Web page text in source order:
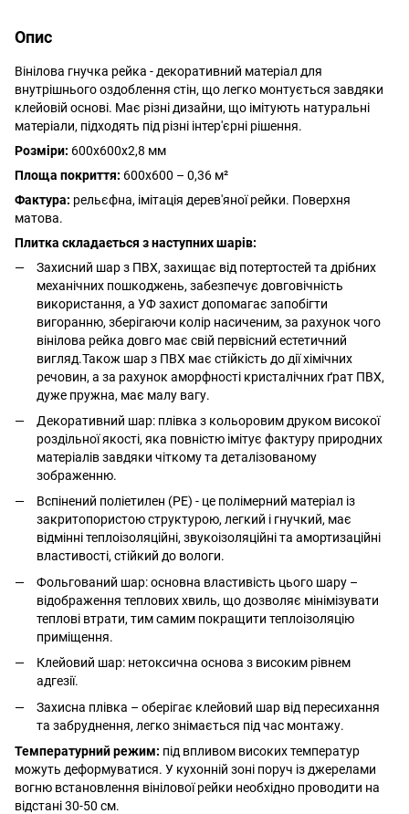
Опис
Вінілова гнучка рейка - декоративний матеріал для
внутрішнього оздоблення стін, що легко монтується завдяки
клейовій основі. Має різні дизайни, що імітують натуральні
матеріали, підходять під різні інтер'єрні рішення.
Розміри: 600х600х2,8 мм
Площа покриття: 600х600 – 0,36 м²
Фактура: рельєфна, імітація дерев'яної рейки. Поверхня
матова.
Плитка складається з наступних шарів:
Захисний шар з ПВХ, захищає від потертостей та дрібних
механічних пошкоджень, забезпечує довговічність
використання, а УФ захист допомагає запобігти
вигоранню, зберігаючи колір насиченим, за рахунок чого
вінілова рейка довго має свій первісний естетичний
вигляд.Також шар з ПВХ має стійкість до дії хімічних
речовин, а за рахунок аморфності кристалічних ґрат ПВХ,
дуже пружна, має малу вагу.
Декоративний шар: плівка з кольоровим друком високої
роздільної якості, яка повністю імітує фактуру природних
матеріалів завдяки чіткому та деталізованому
зображенню.
Вспінений поліетилен (РЕ) - це полімерний матеріал із
закритопористою структурою, легкий і гнучкий, має
відмінні теплоізоляційні, звукоізоляційні та амортизаційні
властивості, стійкий до вологи.
Фольгований шар: основна властивість цього шару –
відображення теплових хвиль, що дозволяє мінімізувати
теплові втрати, тим самим покращити теплоізоляцію
приміщення.
Клейовий шар: нетоксична основа з високим рівнем
адгезії.
Захисна плівка – оберігає клейовий шар від пересихання
та забруднення, легко знімається під час монтажу.
Температурний режим: під впливом високих температур
можуть деформуватися. У кухонній зоні поруч із джерелами
вогню встановлення вінілової рейки необхідно проводити на
відстані 30-50 см.